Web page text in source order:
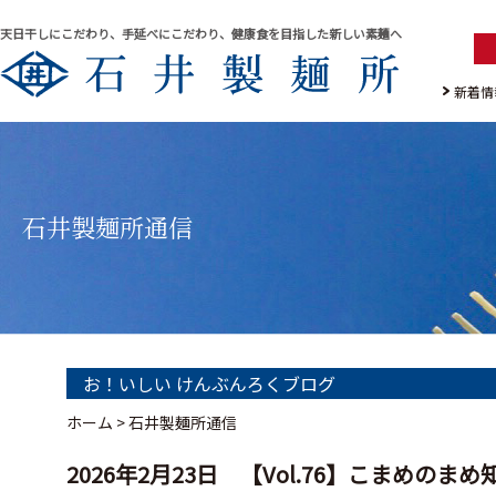
天日干しにこだわり、手延べにこだわり、健康食を目指した新しい素麺へ
新着
石井製麺所通信
お！いしい けんぶんろくブログ
ホーム >石井製麺所通信
2026年2月23日 【Vol.76】こまめのまめ